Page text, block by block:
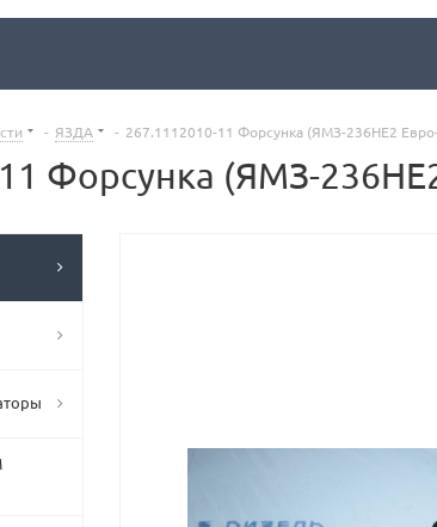
- ЯЗДА - 267.1112010-11 Форсунка (ЯМЗ-236НЕ2
Форсунка (ЯМЗ-